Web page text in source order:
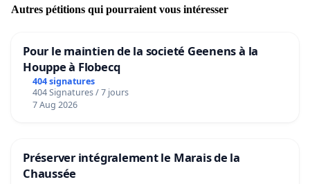
Autres pétitions qui pourraient vous intéresser
Pour le maintien de la societé Geenens à la
Houppe à Flobecq
404 signatures
404 Signatures / 7 jours
7 Aug 2026
Préserver intégralement le Marais de la
Chaussée